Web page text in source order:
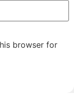
browser for